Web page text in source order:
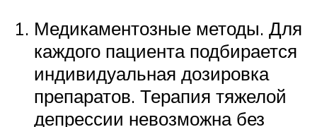
Медикаментозные методы. Для
каждого пациента подбирается
индивидуальная дозировка
препаратов. Терапия тяжелой
депрессии невозможна без